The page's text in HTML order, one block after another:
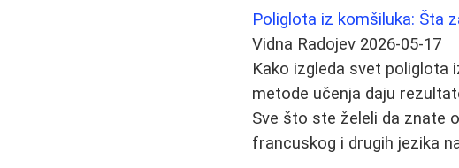
Poliglota iz komšiluka: Šta
Vidna Radojev 2026-05-17
Kako izgleda svet
metode učenja daju
Sve što ste želeli da znate
francuskog i drugih jezika